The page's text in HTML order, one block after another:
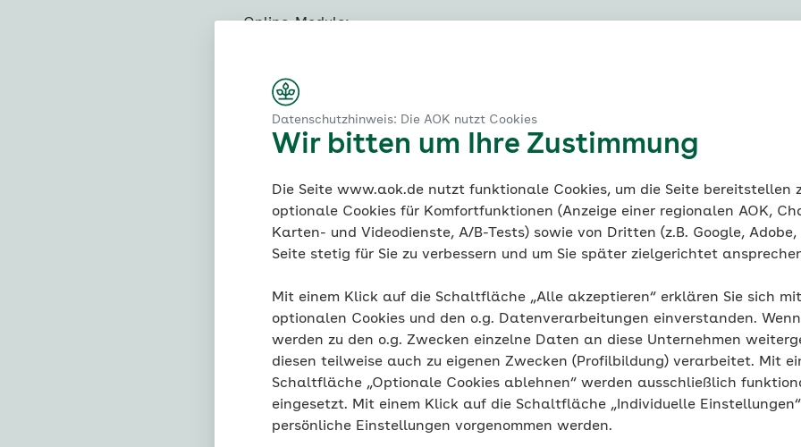
Datenschutzhinweis: Die AOK nutzt Cookies
Wir bitten um Ihre Zustimmung
Die Seite www.aok.de nutzt funktionale Cookies, um die Seite bereitstellen
optionale Cookies für Komfortfunktionen (Anzeige einer regionalen AOK,
Karten- und Videodienste, A/B-Tests) sowie von Dritten (z.B. Google,
Seite stetig für Sie zu verbessern und um Sie später zielgerichtet
Mit einem Klick auf die Schaltfläche „Alle akzeptieren“ erklären Sie sich
optionalen Cookies und den o.g. Datenverarbeitungen einverstanden.
werden zu den o.g. Zwecken einzelne Daten an diese Unternehmen
diesen teilweise auch zu eigenen Zwecken (Profilbildung) verarbeitet. Mit
Schaltfläche „Optionale Cookies ablehnen“ werden ausschließlich
eingesetzt. Mit einem Klick auf die Schaltfläche „Individuelle
persönliche Einstellungen vorgenommen werden.
Online-Module:
Familiencoach Pflege – Online Selbsthilfe Programm für pflegende
Familiencoach Depression – Interaktives online Trainingsprogramm für
Familiencoach Krebs – Online Selbsthilfe Programm für Versicherte
Forschungsprojekt GARDA: Gesundheitsökonomische Auswertung der
AOK Online-Coach Diabetes
von Menschen mit Demenz
Präsenz-Module:
Forschungsprojekt BeStärken: Bewegen, Stärken, Wahrnehmen:
Alltagsbegleitung